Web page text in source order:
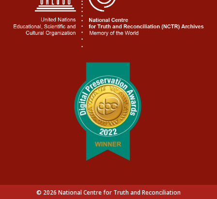
© 2026 National Centre for Truth and Reconciliation